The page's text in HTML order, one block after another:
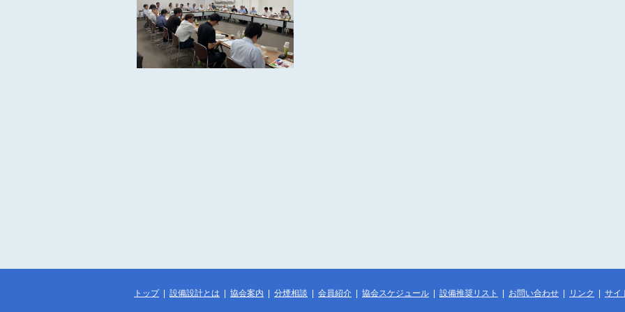
トップ | 設備設計とは | 協会案内 | 分煙相談 | 会員紹介 | 協会スケジュール | 設備推奨リスト | お問い合わせ | リンク | サイ